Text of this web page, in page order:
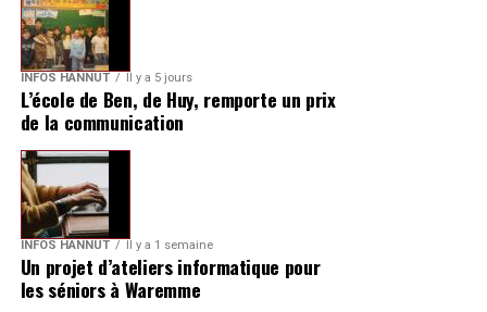
INFOS HANNUT Il y a 5 jours
L’école de Ben, de Huy, remporte un prix
de la communication
INFOS HANNUT Il y a 1 semaine
Un projet d’ateliers informatique pour
les séniors à Waremme